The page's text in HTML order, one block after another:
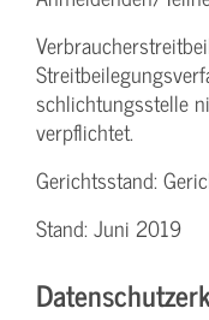
schlichtungs­stelle
verpflichtet.
Gerichtsstand:
Stand: Juni 2019